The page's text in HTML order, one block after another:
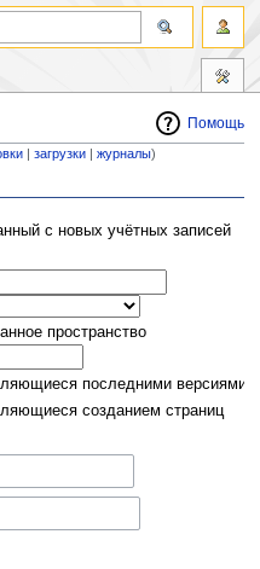
Помощь
|загрузки |журналы)
с новых учётных записей
пространство
последними версиями
созданием страниц